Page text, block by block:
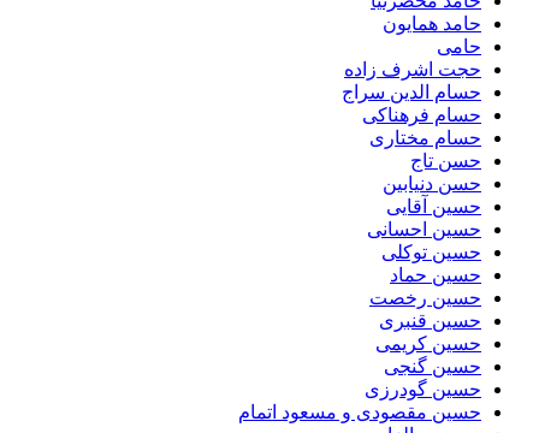
حامد همایون
حامی
حجت اشرف زاده
حسام الدین سراج
حسام فرهناکی
حسام مختاری
حسن تاج
حسن دنیابین
حسین آقایی
حسین احسانی
حسین توکلی
حسین حماد
حسین رخصت
حسین قنبری
حسین کریمی
حسین گنجی
حسین گودرزی
حسین مقصودی و مسعود اتمام